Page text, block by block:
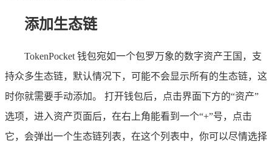
添加生态链
TokenPocket 钱包宛如一个包罗万象的数字资产王国，支
持众多生态链，默认情况下，可能不会显示所有的生态链，这
时你就需要手动添加。 打开钱包后，点击界面下方的“资产”
选项，进入资产页面后，在右上角能看到一个“+”号，点击
它，会弹出一个生态链列表，在这个列表中，你可以尽情选择